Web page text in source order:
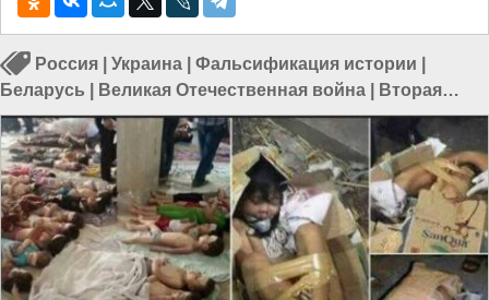
Россия Украина Фальсификация истории
Беларусь
Великая Отечественная война
Вторая
мировая война|Польша|СССР